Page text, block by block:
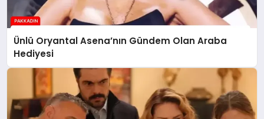
Ünlü Oryantal Asena’nın Gündem Olan Araba
Hediyesi